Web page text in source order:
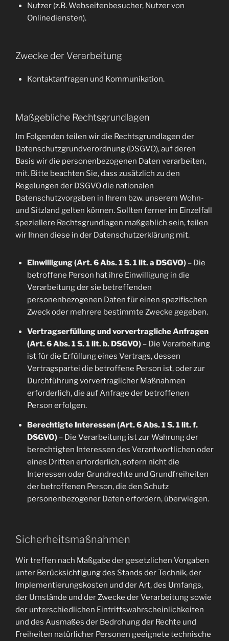
Nutzer (z.B. Webseitenbesucher, Nutzer von
Onlinediensten).
Zwecke der Verarbeitung
Kontaktanfragen und Kommunikation.
Maßgebliche Rechtsgrundlagen
Im Folgenden teilen wir die Rechtsgrundlagen der
Datenschutzgrundverordnung (DSGVO), auf deren
Basis wir die personenbezogenen Daten verarbeiten,
mit. Bitte beachten Sie, dass zusätzlich zu den
Regelungen der DSGVO die nationalen
Datenschutzvorgaben in Ihrem bzw. unserem Wohn-
und Sitzland gelten können. Sollten ferner im Einzelfall
speziellere Rechtsgrundlagen maßgeblich sein, teilen
wir Ihnen diese in der Datenschutzerklärung mit.
Einwilligung (Art. 6 Abs. 1 S. 1 lit. a DSGVO)– Die
betroffene Person hat ihre Einwilligung in die
Verarbeitung der sie betreffenden
personenbezogenen Daten für einen spezifischen
Zweck oder mehrere bestimmte Zwecke gegeben.
Vertragserfüllung und vorvertragliche Anfragen
(Art. 6 Abs. 1 S. 1 lit. b. DSGVO)– Die Verarbeitung
ist für die Erfüllung eines Vertrags, dessen
Vertragspartei die betroffene Person ist, oder zur
Durchführung vorvertraglicher Maßnahmen
erforderlich, die auf Anfrage der betroffenen
Person erfolgen.
Berechtigte Interessen (Art. 6 Abs. 1 S. 1 lit. f.
DSGVO)– Die Verarbeitung ist zur Wahrung der
berechtigten Interessen des Verantwortlichen oder
eines Dritten erforderlich, sofern nicht die
Interessen oder Grundrechte und Grundfreiheiten
der betroffenen Person, die den Schutz
personenbezogener Daten erfordern, überwiegen.
Sicherheitsmaßnahmen
Wir treffen nach Maßgabe der gesetzlichen Vorgaben
unter Berücksichtigung des Stands der Technik, der
Implementierungskosten und der Art, des Umfangs,
der Umstände und der Zwecke der Verarbeitung sowie
der unterschiedlichen Eintrittswahrscheinlichkeiten
und des Ausmaßes der Bedrohung der Rechte und
Freiheiten natürlicher Personen geeignete technische